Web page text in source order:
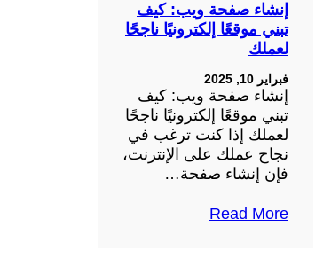
إنشاء صفحة ويب: كيف
تبني موقعًا إلكترونيًا ناجحًا
لعملك
فبراير 10, 2025
إنشاء صفحة ويب: كيف
تبني موقعًا إلكترونيًا ناجحًا
لعملك إذا كنت ترغب في
نجاح عملك على الإنترنت،
فإن إنشاء صفحة…
Read More